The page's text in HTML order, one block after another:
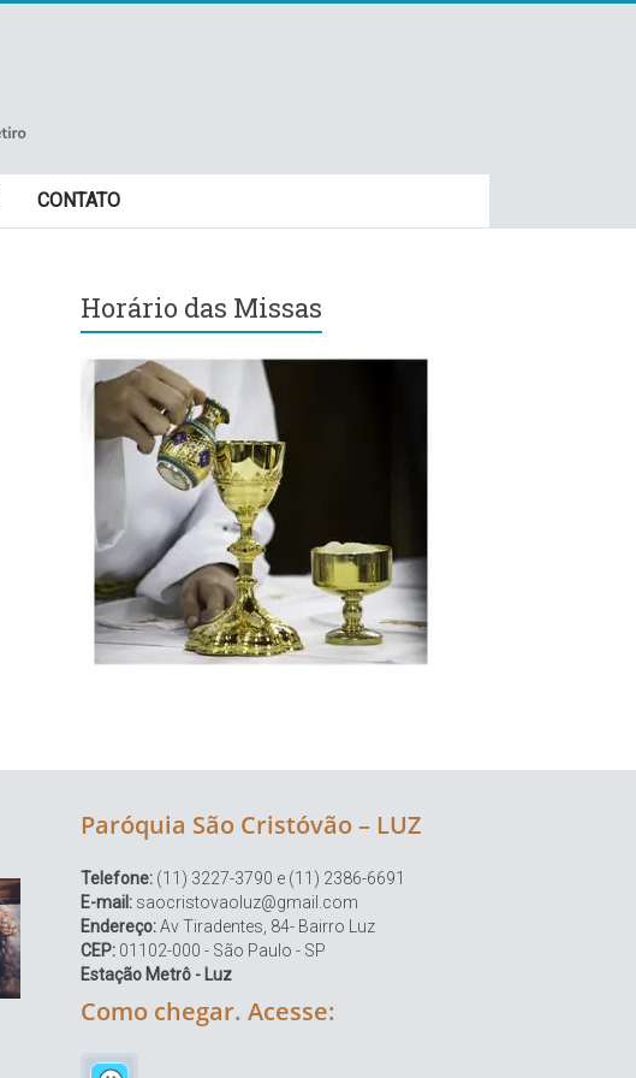
CONTATO
Horário das Missas
Paróquia São Cristóvão – LUZ
Telefone: (11) 3227-3790 e (11) 2386-6691
E-mail: saocristovaoluz@gmail.com
Endereço:Av Tiradentes, 84- Bairro Luz
CEP: 01102-000 - São Paulo - SP
Estação Metrô - Luz
Como chegar. Acesse: